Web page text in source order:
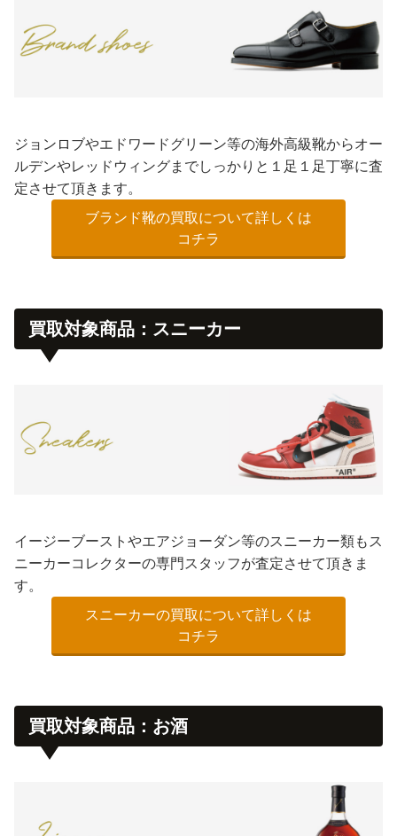
ジョンロブやエドワードグリーン等の海外高級靴からオー
ルデンやレッドウィングまでしっかりと１足１足丁寧に査
定させて頂きます。
ブランド靴の買取について詳しくは
コチラ
買取対象商品：スニーカー
イージーブーストやエアジョーダン等のスニーカー類もス
ニーカーコレクターの専門スタッフが査定させて頂きま
す。
スニーカーの買取について詳しくは
コチラ
買取対象商品：お酒